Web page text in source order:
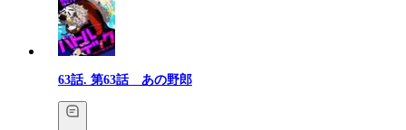
63話. 第63話 あの野郎